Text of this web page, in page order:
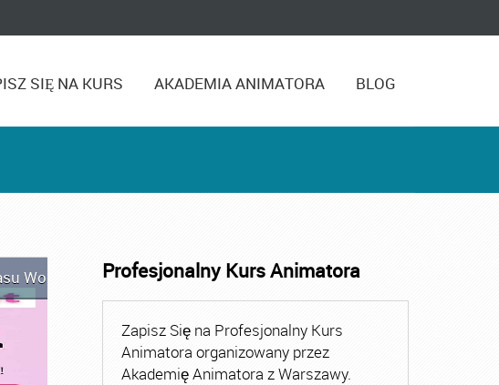
SIĘ NA KURS AKADEMIA ANIMATORA BLOG
Wolnego Kurs Animatora Czasu Wolnego Warszawa
Profesjonalny Kurs Animatora
Zapisz Się na Profesjonalny Kurs
Animatora organizowany przez
Akademię Animatora z Warszawy.